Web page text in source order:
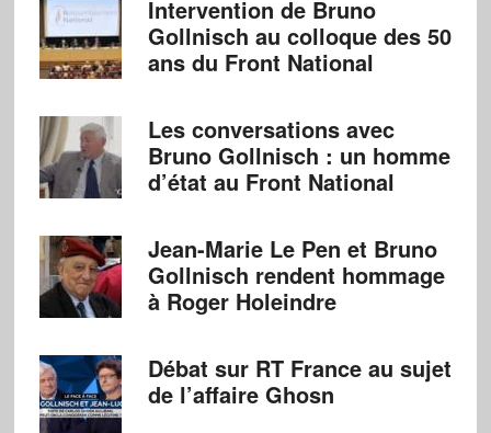
Intervention de Bruno
Gollnisch au colloque des 50
ans du Front National
Les conversations avec
Bruno Gollnisch : un homme
d’état au Front National
Jean-Marie Le Pen et Bruno
Gollnisch rendent hommage
à Roger Holeindre
Débat sur RT France au sujet
de l’affaire Ghosn